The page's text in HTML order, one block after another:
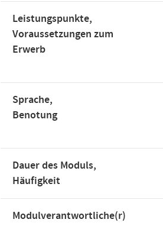
Leistungspunkte,
Voraussetzungen zum
Erwerb
Sprache,
Benotung
Dauer des Moduls,
Häufigkeit
Modulverantwortliche(r)